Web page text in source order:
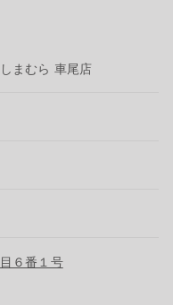
まむら 車尾店
６番１号